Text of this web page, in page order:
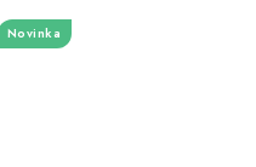
generácia
Novinka